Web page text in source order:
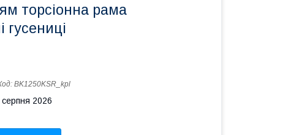
торсіонна рама
гусениці
BK1250KSR_kpl
серпня 2026